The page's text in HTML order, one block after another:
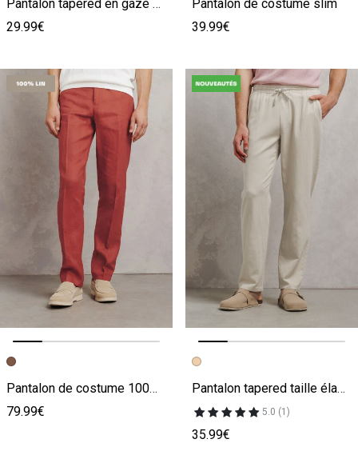
Pantalon tapered en gaze de coton
29.99€
Pantalon de costume slim
39.99€
Image précédente
Image suivante
Pantalon de costume 100% lin confort
79.99€
Image précédente
Image suivante
Pantalon tapered taille élastiquée
5.0 (1)
35.99€